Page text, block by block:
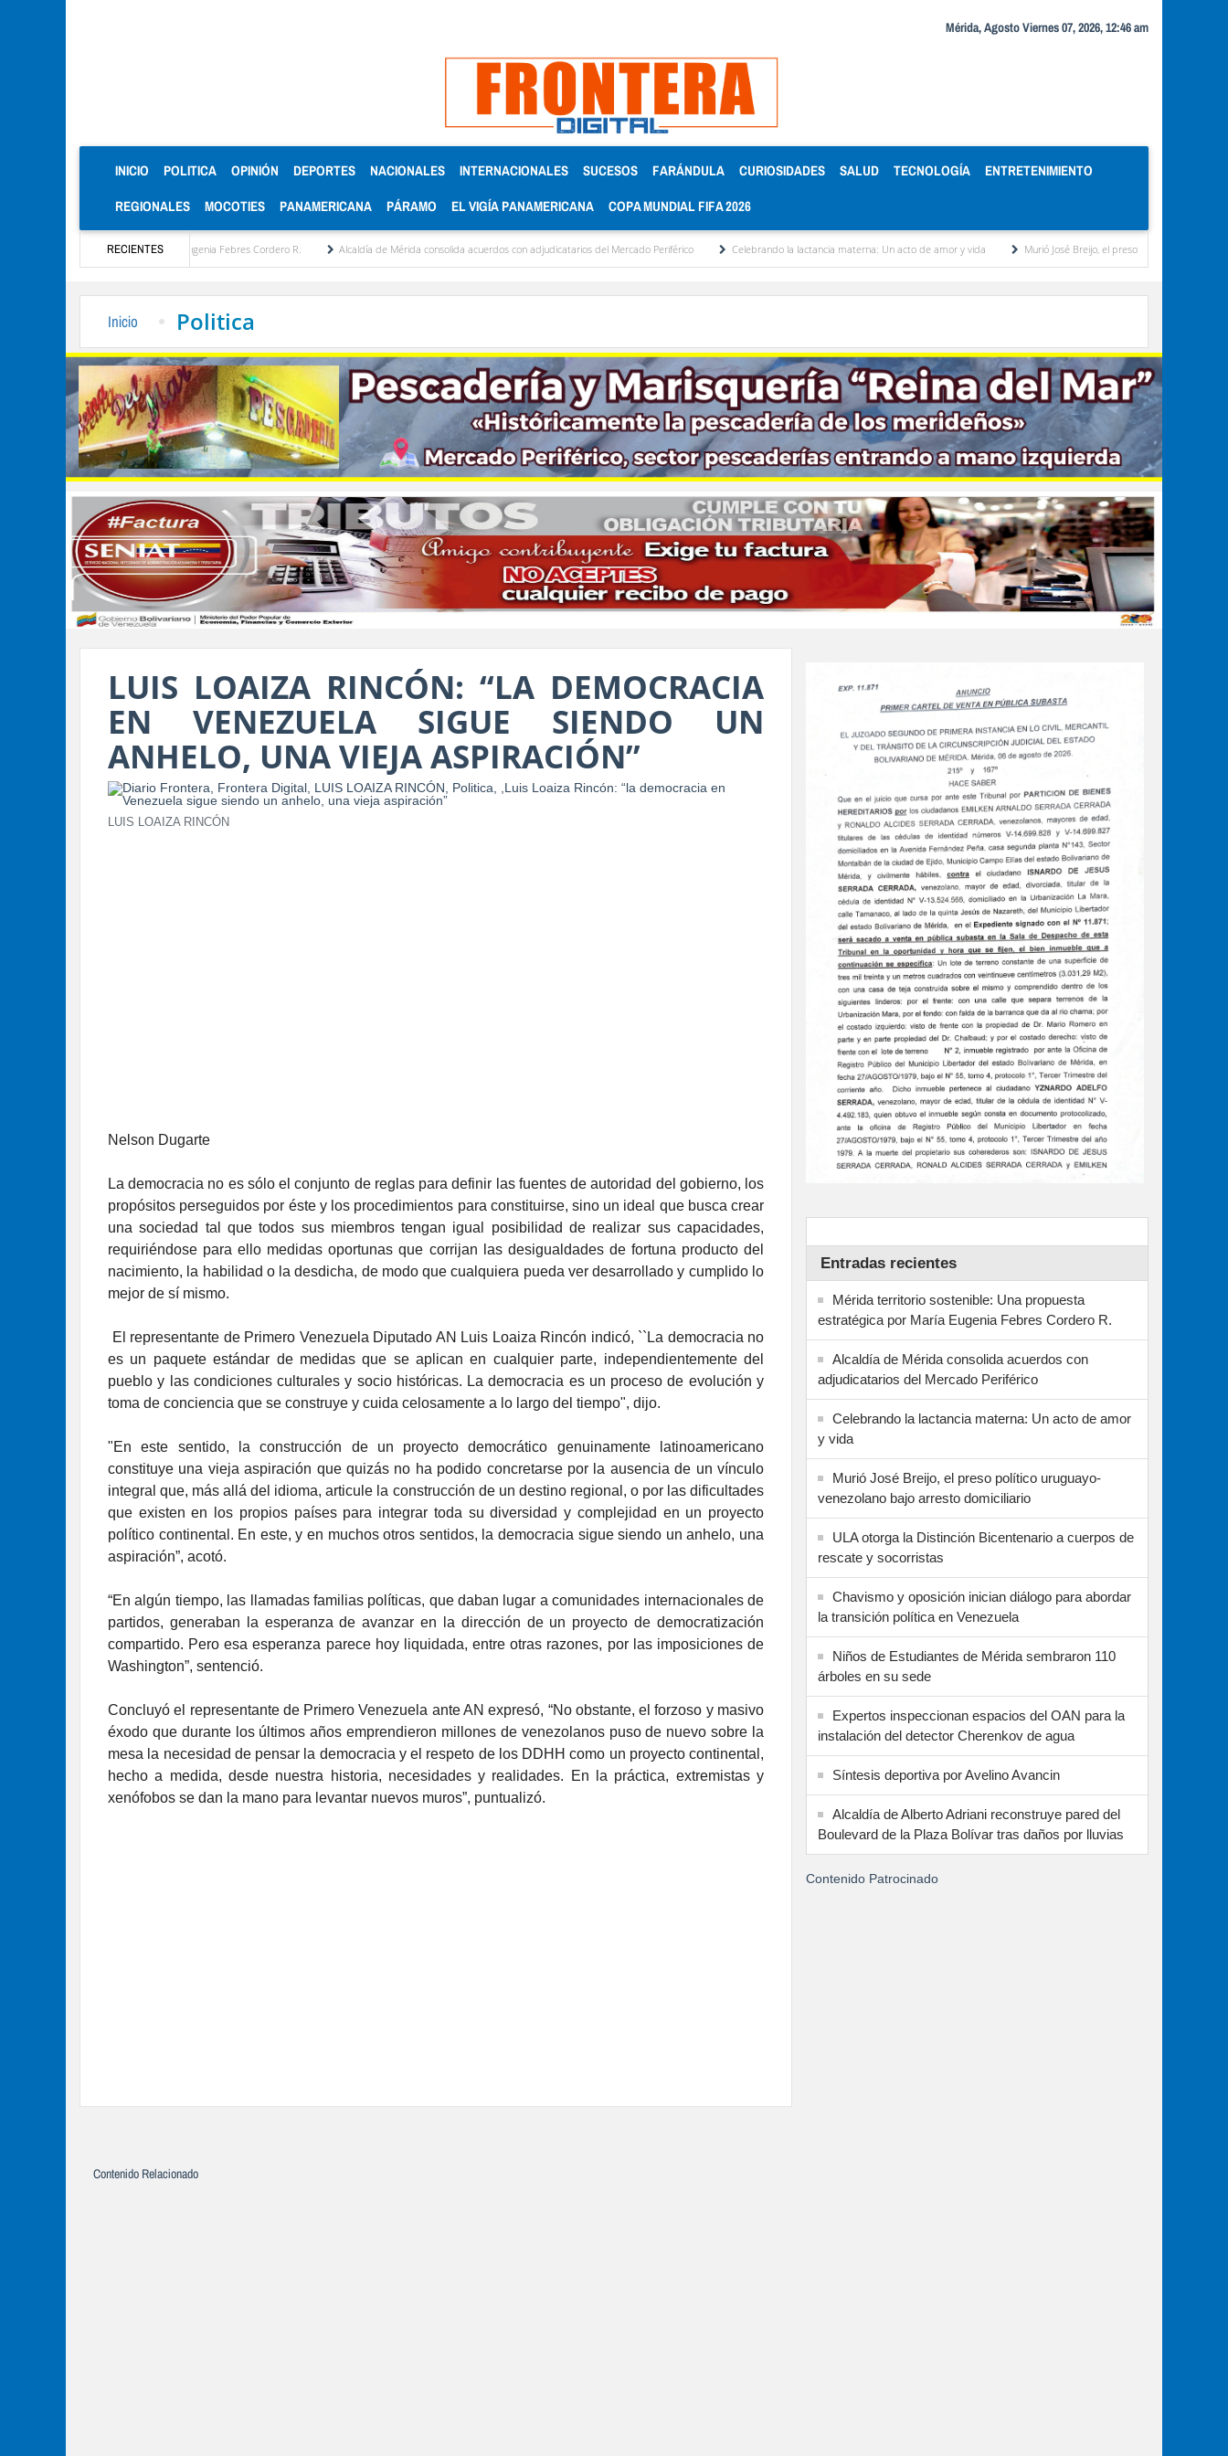
Mérida, Agosto Viernes 07, 2026, 12:46 am
INICIO (CURRENT)
POLITICA OPINIÓN DEPORTES NACIONALES INTERNACIONALES SUCESOS FARÁNDULA CURIOSIDADES SALUD TECNOLOGÍA ENTRETENIMIENTO
REGIONALES MOCOTIES PANAMERICANA PÁRAMO EL VIGÍA PANAMERICANA COPA MUNDIAL FIFA 2026
RECIENTES
estratégica por María Eugenia Febres Cordero R. Alcaldía de Mérida consolida acuerdos con adjudicatarios del Mercado Periférico Celebrando la lactancia materna: Un acto de amor y vida Murió José Breijo, el preso político uruguayo-
Inicio Politica
LUIS LOAIZA RINCÓN: “LA DEMOCRACIA
EN VENEZUELA SIGUE SIENDO UN
ANHELO, UNA VIEJA ASPIRACIÓN”
LUIS LOAIZA RINCÓN
Nelson Dugarte
La democracia no es sólo el conjunto de reglas para definir las fuentes de autoridad del gobierno, los
propósitos perseguidos por éste y los procedimientos para constituirse, sino un ideal que busca crear
una sociedad tal que todos sus miembros tengan igual posibilidad de realizar sus capacidades,
requiriéndose para ello medidas oportunas que corrijan las desigualdades de fortuna producto del
nacimiento, la habilidad o la desdicha, de modo que cualquiera pueda ver desarrollado y cumplido lo
mejor de sí mismo.
El representante de Primero Venezuela Diputado AN Luis Loaiza Rincón indicó, ``La democracia no
es un paquete estándar de medidas que se aplican en cualquier parte, independientemente del
pueblo y las condiciones culturales y socio históricas. La democracia es un proceso de evolución y
toma de conciencia que se construye y cuida celosamente a lo largo del tiempo", dijo.
"En este sentido, la construcción de un proyecto democrático genuinamente latinoamericano
constituye una vieja aspiración que quizás no ha podido concretarse por la ausencia de un vínculo
integral que, más allá del idioma, articule la construcción de un destino regional, o por las dificultades
que existen en los propios países para integrar toda su diversidad y complejidad en un proyecto
político continental. En este, y en muchos otros sentidos, la democracia sigue siendo un anhelo, una
aspiración”, acotó.
“En algún tiempo, las llamadas familias políticas, que daban lugar a comunidades internacionales de
partidos, generaban la esperanza de avanzar en la dirección de un proyecto de democratización
compartido. Pero esa esperanza parece hoy liquidada, entre otras razones, por las imposiciones de
Washington”, sentenció.
Concluyó el representante de Primero Venezuela ante AN expresó, “No obstante, el forzoso y masivo
éxodo que durante los últimos años emprendieron millones de venezolanos puso de nuevo sobre la
mesa la necesidad de pensar la democracia y el respeto de los DDHH como un proyecto continental,
hecho a medida, desde nuestra historia, necesidades y realidades. En la práctica, extremistas y
xenófobos se dan la mano para levantar nuevos muros”, puntualizó.
Entradas recientes
Mérida territorio sostenible: Una propuesta
estratégica por María Eugenia Febres Cordero R.
Alcaldía de Mérida consolida acuerdos con
adjudicatarios del Mercado Periférico
Celebrando la lactancia materna: Un acto de amor
y vida
Murió José Breijo, el preso político uruguayo-
venezolano bajo arresto domiciliario
ULA otorga la Distinción Bicentenario a cuerpos de
rescate y socorristas
Chavismo y oposición inician diálogo para abordar
la transición política en Venezuela
Niños de Estudiantes de Mérida sembraron 110
árboles en su sede
Expertos inspeccionan espacios del OAN para la
instalación del detector Cherenkov de agua
Síntesis deportiva por Avelino Avancin
Alcaldía de Alberto Adriani reconstruye pared del
Boulevard de la Plaza Bolívar tras daños por lluvias
Contenido Patrocinado
Contenido Relacionado